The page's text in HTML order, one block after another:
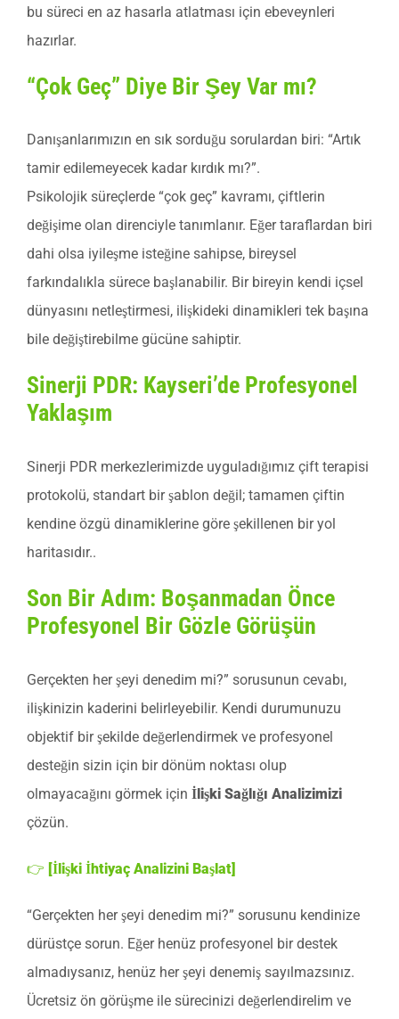
bu süreci en az hasarla atlatması için ebeveynleri
hazırlar.
“Çok Geç” Diye Bir Şey Var mı?
Danışanlarımızın en sık sorduğu sorulardan biri: “Artık
tamir edilemeyecek kadar kırdık mı?”.
Psikolojik süreçlerde “çok geç” kavramı, çiftlerin
değişime olan direnciyle tanımlanır. Eğer taraflardan biri
dahi olsa iyileşme isteğine sahipse, bireysel
farkındalıkla sürece başlanabilir. Bir bireyin kendi içsel
dünyasını netleştirmesi, ilişkideki dinamikleri tek başına
bile değiştirebilme gücüne sahiptir.
Sinerji PDR: Kayseri’de Profesyonel
Yaklaşım
Sinerji PDR merkezlerimizde uyguladığımız çift terapisi
protokolü, standart bir şablon değil; tamamen çiftin
kendine özgü dinamiklerine göre şekillenen bir yol
haritasıdır..
Son Bir Adım: Boşanmadan Önce
Profesyonel Bir Gözle Görüşün
Gerçekten her şeyi denedim mi?” sorusunun cevabı,
ilişkinizin kaderini belirleyebilir. Kendi durumunuzu
objektif bir şekilde değerlendirmek ve profesyonel
desteğin sizin için bir dönüm noktası olup
olmayacağını görmek için İlişki Sağlığı Analizimizi
çözün.
👉 [İlişki İhtiyaç Analizini Başlat]
“Gerçekten her şeyi denedim mi?” sorusunu kendinize
dürüstçe sorun. Eğer henüz profesyonel bir destek
almadıysanız, henüz her şeyi denemiş sayılmazsınız.
Ücretsiz ön görüşme ile sürecinizi değerlendirelim ve